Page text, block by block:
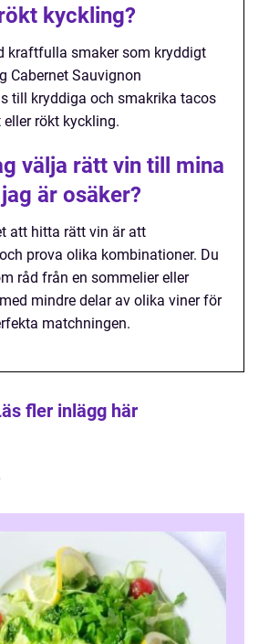
kyckling?
kraftfulla smaker som kryddigt
Cabernet Sauvignon
till kryddiga och smakrika tacos
rökt kyckling.
välja rätt vin till mina
är osäker?
att hitta rätt vin är att
prova olika kombinationer. Du
råd från en sommelier eller
mindre delar av olika viner för
matchningen.
fler inlägg här